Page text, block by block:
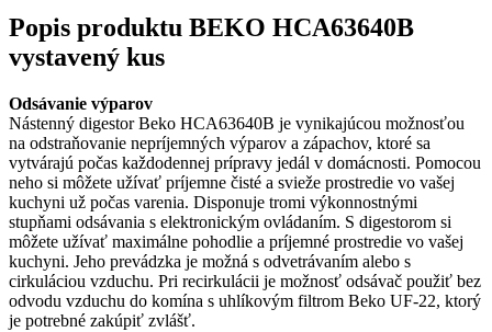
Popis produktu BEKO HCA63640B
vystavený kus
Odsávanie výparov
Nástenný digestor Beko HCA63640B je vynikajúcou možnosťou
na odstraňovanie nepríjemných výparov a zápachov, ktoré sa
vytvárajú počas každodennej prípravy jedál v domácnosti. Pomocou
neho si môžete užívať príjemne čisté a svieže prostredie vo vašej
kuchyni už počas varenia. Disponuje tromi výkonnostnými
stupňami odsávania s elektronickým ovládaním. S digestorom si
môžete užívať maximálne pohodlie a príjemné prostredie vo vašej
kuchyni. Jeho prevádzka je možná s odvetrávaním alebo s
cirkuláciou vzduchu. Pri recirkulácii je možnosť odsávač použiť bez
odvodu vzduchu do komína s uhlíkovým filtrom Beko UF-22, ktorý
je potrebné zakúpiť zvlášť.